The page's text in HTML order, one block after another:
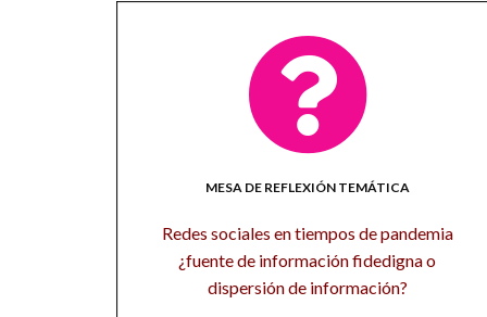
MESA DE REFLEXIÓN TEMÁTICA
Redes sociales en tiempos de pandemia
¿fuente de información fidedigna o
dispersión de información?